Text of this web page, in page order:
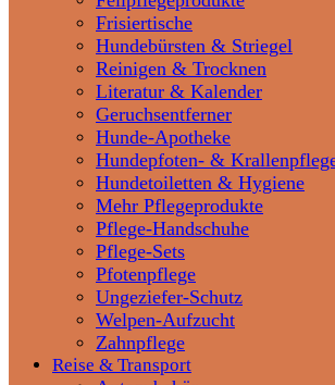
Frisiertische
Hundebürsten & Striegel
Reinigen & Trocknen
Literatur & Kalender
Geruchsentferner
Hunde-Apotheke
Hundepfoten- &
Hundetoiletten & Hygiene
Mehr Pflegeprodukte
Pflege-Handschuhe
Pflege-Sets
Pfotenpflege
Ungeziefer-Schutz
Welpen-Aufzucht
Zahnpflege
Reise & Transport